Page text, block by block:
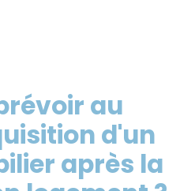
au
d'un
après la